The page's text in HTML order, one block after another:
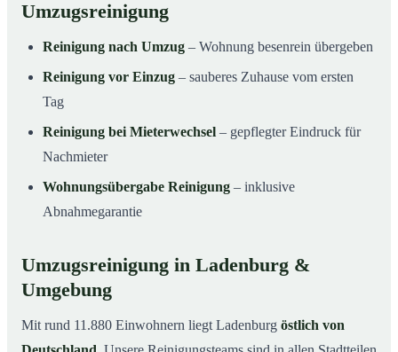
Umzugsreinigung
Reinigung nach Umzug – Wohnung besenrein übergeben
Reinigung vor Einzug – sauberes Zuhause vom ersten
Tag
Reinigung bei Mieterwechsel – gepflegter Eindruck für
Nachmieter
Wohnungsübergabe Reinigung – inklusive
Abnahmegarantie
Umzugsreinigung in Ladenburg &
Umgebung
Mit rund 11.880 Einwohnern liegt Ladenburg östlich von